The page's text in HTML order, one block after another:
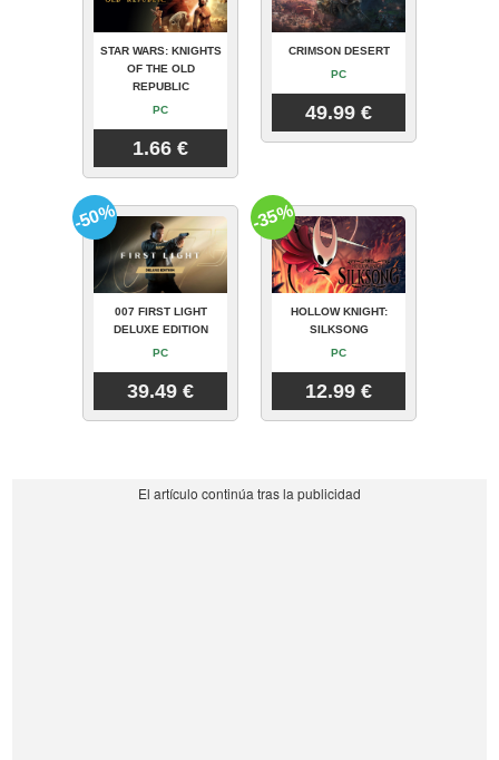
STAR WARS: KNIGHTS
OF THE OLD
REPUBLIC
PC
1.66 €
CRIMSON DESERT
PC
49.99 €
007 FIRST LIGHT
DELUXE EDITION
PC
39.49 €
-50%
HOLLOW KNIGHT:
SILKSONG
PC
12.99 €
-35%